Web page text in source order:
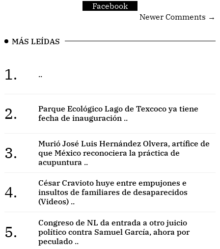
Facebook
Newer Comments →
MÁS LEÍDAS
1. ..
2.
Parque Ecológico Lago de Texcoco ya tiene
fecha de inauguración ..
3.
Murió José Luis Hernández Olvera, artífice de
que México reconociera la práctica de
acupuntura ..
4.
César Cravioto huye entre empujones e
insultos de familiares de desaparecidos
(Videos) ..
5.
Congreso de NL da entrada a otro juicio
político contra Samuel García, ahora por
peculado ..